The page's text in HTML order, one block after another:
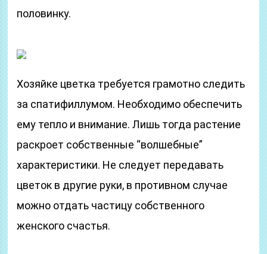
половинку.
Хозяйке цветка требуется грамотно следить
за спатифиллумом. Необходимо обеспечить
ему тепло и внимание. Лишь тогда растение
раскроет собственные “волшебные”
характеристики. Не следует передавать
цветок в другие руки, в противном случае
можно отдать частицу собственного
женского счастья.